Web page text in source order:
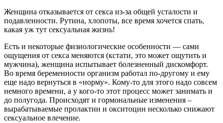
Женщина отказывается от секса из-за общей усталости и
подавленности. Рутина, хлопоты, все время хочется спать,
какая уж тут сексуальная жизнь!
Есть и некоторые физиологические особенности — сами
ощущения от секса меняются (кстати, это может ощутить и
мужчина), женщина испытывает болезненный дискомфорт.
Во время беременности организм работал по-другому и ему
еще надо вернуться в «норму». Кому-то для этого надо совсем
немного времени, а у кого-то этот процесс может занимать и
до полугода. Происходят и гормональные изменения –
вырабатываемые пролактин и окситоцин несколько снижают
сексуальное влечение.